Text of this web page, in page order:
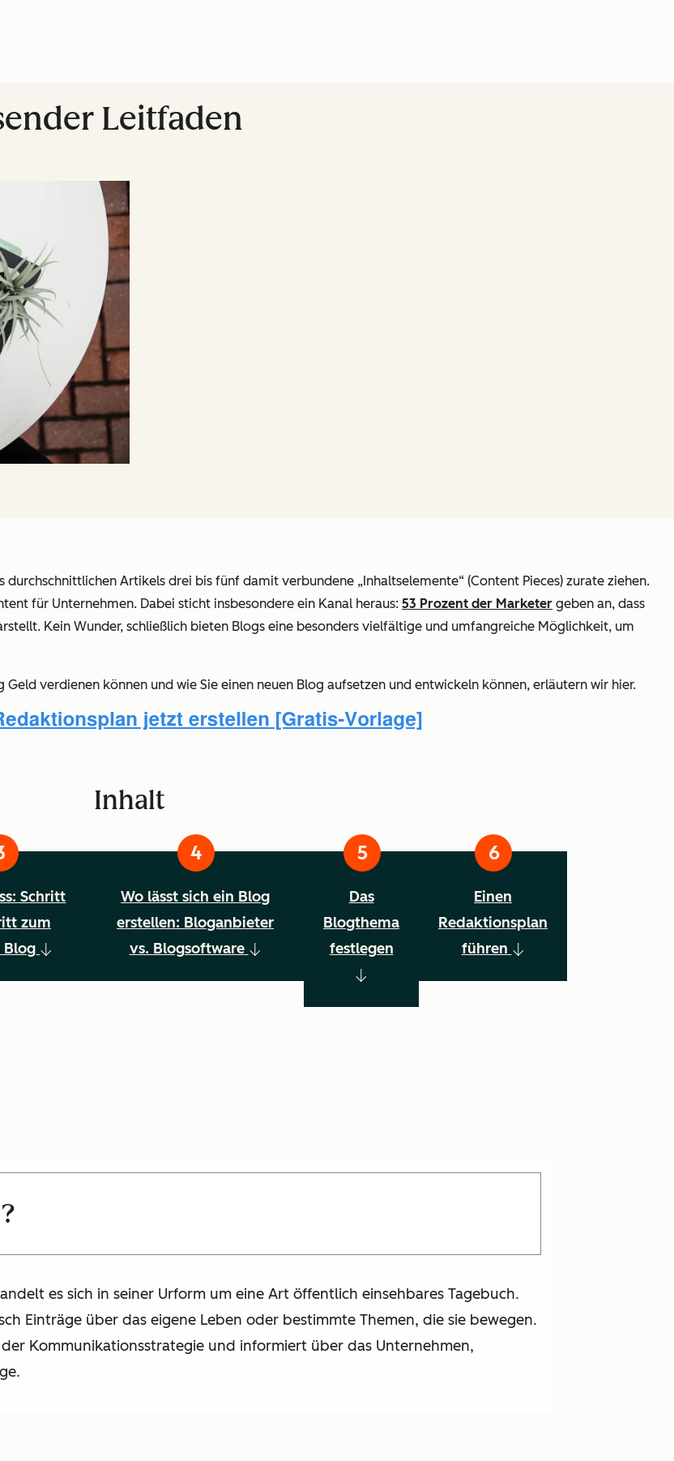
Leitfaden
durchschnittlichen Artikels drei bis fünf damit verbundene „Inhaltselemente“ (Content Pieces) zurate ziehen.
für Unternehmen. Dabei sticht insbesondere ein Kanal heraus: 53 Prozent der Marketer geben an, dass
Kein Wunder, schließlich bieten Blogs eine besonders vielfältige und umfangreiche Möglichkeit, um
verdienen können und wie Sie einen neuen Blog aufsetzen und entwickeln können, erläutern wir hier.
Inhalt
Schritt
zum
Blog
Wo lässt sich ein Blog
erstellen: Bloganbieter
vs. Blogsoftware
Das
Blogthema
festlegen
Einen
Redaktionsplan
führen
es sich in seiner Urform um eine Art öffentlich einsehbares Tagebuch.
Einträge über das eigene Leben oder bestimmte Themen, die sie bewegen.
Kommunikationsstrategie und informiert über das Unternehmen,